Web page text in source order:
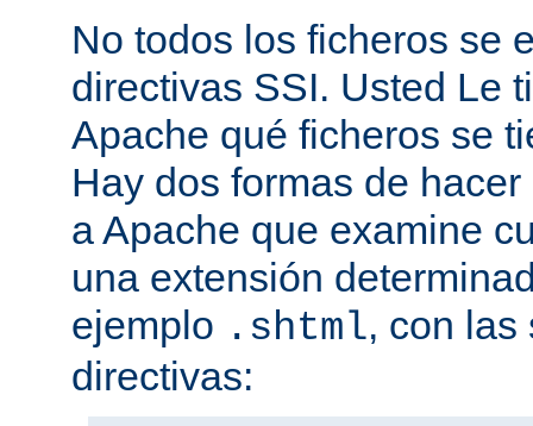
No todos los ficheros se
directivas SSI. Usted Le
Apache qué ficheros se
Hay dos formas de
a Apache que examine
una extensión
ejemplo .shtml, con las
directivas: